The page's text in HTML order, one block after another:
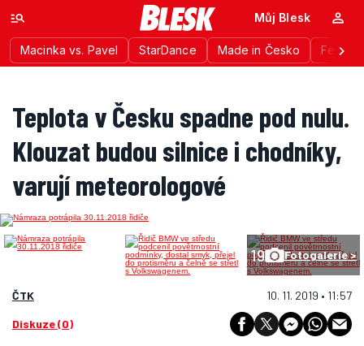
Macinka vs. Pavel StarDance Made in Česko
Můj Blesk
Teplota v Česku spadne pod nulu.
Klouzat budou silnice i chodníky,
varují meteorologové
19 Fotogalerie >
ČTK 10. 11. 2019 • 11:57
Diskuze (0)